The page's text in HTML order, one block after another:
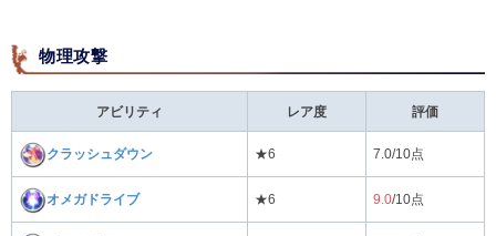
物理攻撃
アビリティ レア度 評価
クラッシュダウン ★6 7.0/10点
オメガドライブ ★6 9.0/10点